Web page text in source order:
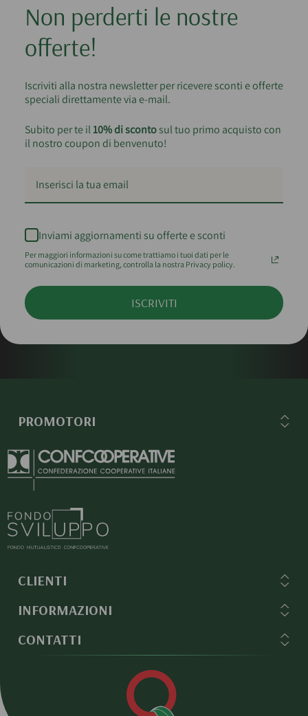
Non perderti le nostre
offerte!
Iscriviti alla nostra newsletter per ricevere sconti e offerte
speciali direttamente via e-mail.
Subito per te il10% di scontosul tuo primo acquisto con
il nostro coupon di benvenuto!
Inviami aggiornamenti su offerte e sconti
Per maggiori informazioni su come trattiamo i tuoi dati per le
comunicazioni di marketing, controlla la nostra Privacy policy.
ISCRIVITI
PROMOTORI
CLIENTI
INFORMAZIONI
CONTATTI